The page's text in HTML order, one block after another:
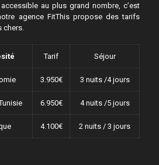
au plus grand nombre, c’est
agence FitThis propose des tarifs
chers.
Tarif Séjour
3.950€ 3 nuits /4 jours
6.950€ 4 nuits /5 jours
4.100€ 2 nuits / 3 jours